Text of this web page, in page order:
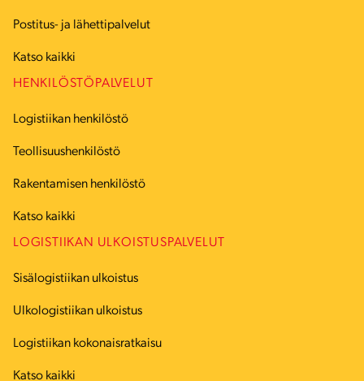
Postitus- ja lähettipalvelut
Katso kaikki
HENKILÖSTÖPALVELUT
Logistiikan henkilöstö
Teollisuushenkilöstö
Rakentamisen henkilöstö
Katso kaikki
LOGISTIIKAN ULKOISTUSPALVELUT
Sisälogistiikan ulkoistus
Ulkologistiikan ulkoistus
Logistiikan kokonaisratkaisu
Katso kaikki